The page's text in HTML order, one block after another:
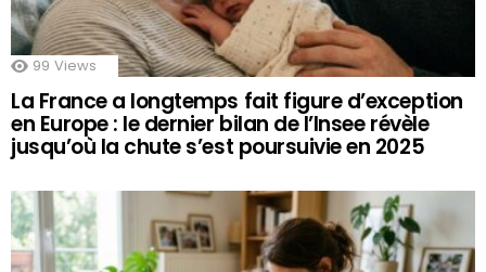
99 Views
La France a longtemps fait figure d’exception
en Europe : le dernier bilan de l’Insee révèle
jusqu’où la chute s’est poursuivie en 2025